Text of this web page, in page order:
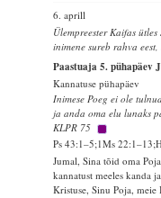
6. aprill
Ülempreester Kaifas
inimene sureb rahva
Paastuaja 5. pühapäev
Kannatuse pühapäev
Inimese Poeg ei ole
ja anda oma elu lunaks
KLPR 75
Ps 43:1–5;1Ms
Jumal, Sina tõid oma
kannatust meeles kanda
Kristuse, Sinu Poja, meie